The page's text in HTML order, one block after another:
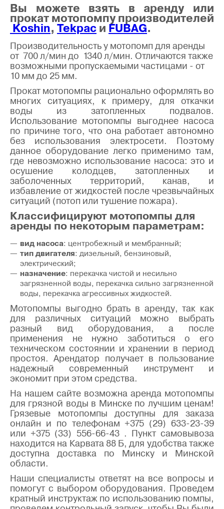
Вы можете взять в аренду или
прокат мотопомпу производителей
Koshin, Tekpac и FUBAG.
Производительность у мотопомп для аренды
от 700 л/мин до 1340 л/мин. Отличаются также
возможными пропускаемыми частицами - от
10 мм до 25 мм.
Прокат мотопомпы рационально оформлять во
многих ситуациях, к примеру, для откачки
воды из затопленных подвалов.
Использование мотопомпы выгоднее насоса
по причине того, что она работает автономно
без использования электросети. Поэтому
данное оборудование легко применимо там,
где невозможно использование насоса: это и
осушение колодцев, затопленных и
заболоченных территорий, канав, и
избавление от жидкостей после чрезвычайных
ситуаций (потоп или тушение пожара).
Классифицируют мотопомпы для
аренды по некоторым параметрам:
вид насоса: центробежный и мембранный;
тип двигателя: дизельный, бензиновый,
электрический;
назначение: перекачка чистой и несильно
загрязненной воды, перекачка сильно загрязненной
воды, перекачка агрессивных жидкостей.
Мотопомпы выгодно брать в аренду, так как
для различных ситуаций можно выбрать
разный вид оборудования, а после
применения не нужно заботиться о его
техническом состоянии и хранении в период
простоя. Арендатор получает в пользование
надежный современный инструмент и
экономит при этом средства.
На нашем сайте возможна аренда мотопомпы
для грязной воды в Минске по лучшим ценам!
Грязевые мотопомпы доступны для заказа
онлайн и по телефонам +375 (29) 633-23-39
или +375 (33) 556-66-43 . Пункт самовывоза
находится на Карвата 88 Б, для удобства также
доступна доставка по Минску и Минской
области.
Наши специалисты ответят на все вопросы и
помогут с выбором оборудования. Проведем
кратный инструктаж по использованию помпы,